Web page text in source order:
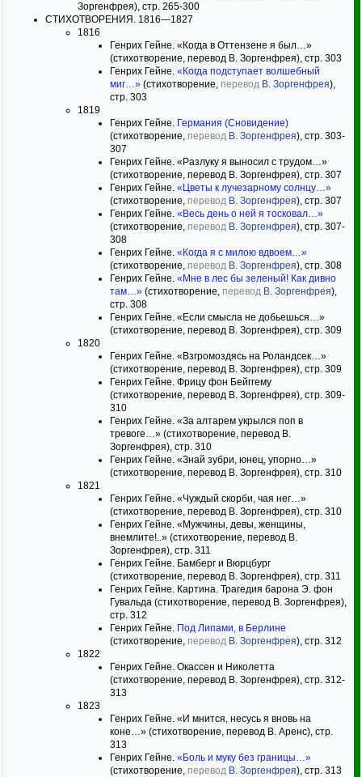
Зоргенфрея), стр. 265-300
СТИХОТВОРЕНИЯ. 1816—1827
1816
Генрих Гейне. «Когда в Оттензене я был…»
(стихотворение, перевод В. Зоргенфрея), стр. 303
Генрих Гейне. «Когда подступает волшебный
миг…» (стихотворение, перевод В. Зоргенфрея),
стр. 303
1819
Генрих Гейне. Германия (Сновидение)
(стихотворение, перевод В. Зоргенфрея), стр. 303-
307
Генрих Гейне. «Разлуку я выносил с трудом…»
(стихотворение, перевод В. Зоргенфрея), стр. 307
Генрих Гейне. «Цветы к лучезарному солнцу…»
(стихотворение, перевод В. Зоргенфрея), стр. 307
Генрих Гейне. «Весь день о ней я тосковал…»
(стихотворение, перевод В. Зоргенфрея), стр. 307-
308
Генрих Гейне. «Когда я с милою вдвоем…»
(стихотворение, перевод В. Зоргенфрея), стр. 308
Генрих Гейне. «Мне в лес бы зеленый! Как дивно
там…» (стихотворение, перевод В. Зоргенфрея),
стр. 308
Генрих Гейне. «Если смысла не добьешься…»
(стихотворение, перевод В. Зоргенфрея), стр. 309
1820
Генрих Гейне. «Взгромоздясь на Роландсек…»
(стихотворение, перевод В. Зоргенфрея), стр. 309
Генрих Гейне. Фрицу фон Бейггему
(стихотворение, перевод В. Зоргенфрея), стр. 309-
310
Генрих Гейне. «За алтарем укрылся поп в
тревоге…» (стихотворение, перевод В.
Зоргенфрея), стр. 310
Генрих Гейне. «Знай зубри, юнец, упорно…»
(стихотворение, перевод В. Зоргенфрея), стр. 310
1821
Генрих Гейне. «Чуждый скорби, чая нег…»
(стихотворение, перевод В. Зоргенфрея), стр. 310
Генрих Гейне. «Мужчины, девы, женщины,
внемлите!..» (стихотворение, перевод В.
Зоргенфрея), стр. 311
Генрих Гейне. Бамберг и Вюрцбург
(стихотворение, перевод В. Зоргенфрея), стр. 311
Генрих Гейне. Картина. Трагедия барона Э. фон
Гувальда (стихотворение, перевод В. Зоргенфрея),
стр. 312
Генрих Гейне. Под Липами, в Берлине
(стихотворение, перевод В. Зоргенфрея), стр. 312
1822
Генрих Гейне. Окассен и Николетта
(стихотворение, перевод В. Зоргенфрея), стр. 312-
313
1823
Генрих Гейне. «И мнится, несусь я вновь на
коне…» (стихотворение, перевод В. Аренс), стр.
313
Генрих Гейне. «Боль и муку без границы…»
(стихотворение, перевод В. Зоргенфрея), стр. 313